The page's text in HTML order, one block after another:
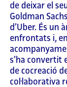
de deixar el
Goldman
d’Uber. És un
enfrontats i,
s’ha convertit
de cocreació
col·laborativa